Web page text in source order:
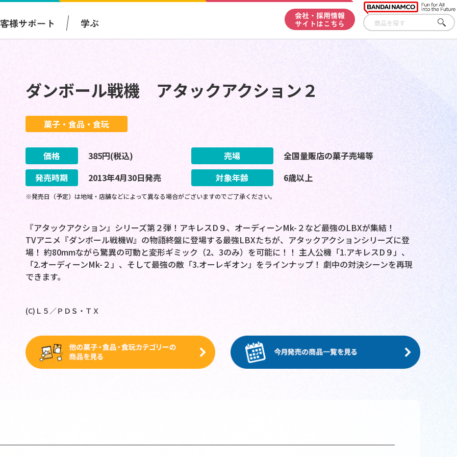
様サポート 学ぶ
会社・採用情報
サイトはこちら
さが
す
ダンボール戦機 アタックアクション２
菓子・食品・食玩
価格 385円(税込) 売場
全国量販店の菓子売場等
発売時期
2013年4月30日発売 対象年齢 6歳以上
※発売日（予定）は地域・店舗などによって異なる場合がございますのでご了承ください。
『アタックアクション』シリーズ第２弾！アキレスD９、オーディーンMk-２など最強のLBXが集結！
TVアニメ『ダンボール戦機W』の物語終盤に登場する最強LBXたちが、アタックアクションシリーズに登
場！ 約80mmながら驚異の可動と変形ギミック（2、3のみ）を可能に！！ 主人公機「1.アキレスD９」、
「2.オーディーンMk-２」、そして最強の敵「3.オーレギオン」をラインナップ！ 劇中の対決シーンを再現
できます。
(C)Ｌ５／ＰＤＳ・ＴＸ